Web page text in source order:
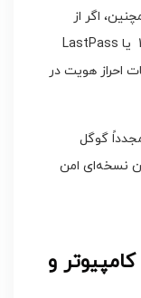
اگر از
ابزارهای مدیریت رمز عبور مانند 1Password یا LastPass
احراز هویت در
گوگل
نسخه‌ای امن
و